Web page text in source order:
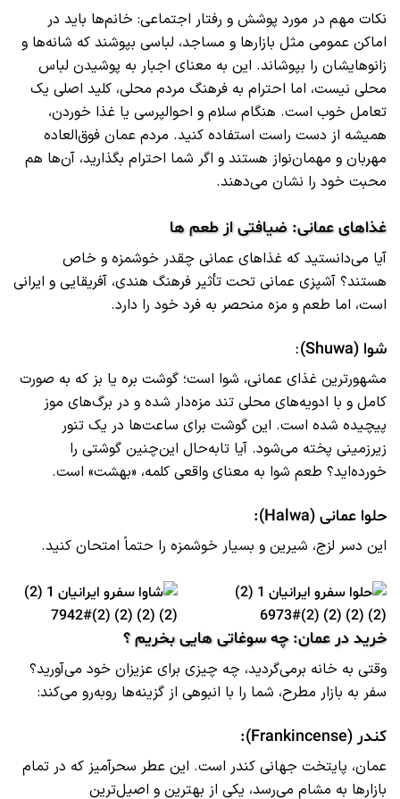
نکات مهم در مورد پوشش و رفتار اجتماعی: خانم‌ها باید در
اماکن عمومی مثل بازارها و مساجد، لباسی بپوشند که شانه‌ها و
زانوهایشان را بپوشاند. این به معنای اجبار به پوشیدن لباس
محلی نیست، اما احترام به فرهنگ مردم محلی، کلید اصلی یک
تعامل خوب است. هنگام سلام و احوالپرسی یا غذا خوردن،
همیشه از دست راست استفاده کنید. مردم عمان فوق‌العاده
مهربان و مهمان‌نواز هستند و اگر شما احترام بگذارید، آن‌ها هم
محبت خود را نشان می‌دهند.
غذاهای عمانی: ضیافتی از طعم‌ ها
آیا می‌دانستید که غذاهای عمانی چقدر خوشمزه و خاص
هستند؟ آشپزی عمانی تحت تأثیر فرهنگ هندی، آفریقایی و ایرانی
است، اما طعم و مزه منحصر به فرد خود را دارد.
شوا (Shuwa) :
مشهورترین غذای عمانی، شوا است؛ گوشت بره یا بز که به صورت
کامل و با ادویه‌های محلی تند مزه‌دار شده و در برگ‌های موز
پیچیده شده است. این گوشت برای ساعت‌ها در یک تنور
زیرزمینی پخته می‌شود. آیا تابه‌حال این‌چنین گوشتی را
خورده‌اید؟ طعم شوا به معنای واقعی کلمه، «بهشت» است.
حلوا عمانی (Halwa):
این دسر لزج، شیرین و بسیار خوشمزه را حتماً امتحان کنید.
خرید در عمان: چه سوغاتی‌ هایی بخریم ؟
وقتی به خانه برمی‌گردید، چه چیزی برای عزیزان خود می‌آورید؟
سفر به بازار مطرح، شما را با انبوهی از گزینه‌ها روبه‌رو می‌کند:
کندر (Frankincense):
عمان، پایتخت جهانی کندر است. این عطر سحرآمیز که در تمام
بازارها به مشام می‌رسد، یکی از بهترین و اصیل‌ترین